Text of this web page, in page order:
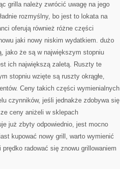
grilla należy zwrócić uwagę na jego
rozmyślny, bo jest to lokata na
oferują również różne części
jaki nowy niskim wydatkiem. dużo
jako że są w największym stopniu
ich największą zaletą. Ruszty te
stopniu wzięte są ruszty okrągłe,
Ceny takich części wymienialnych
czynników, jeśli jednakże zdobywa się
ceny aniżeli w sklepach
już zbyty odpowiednio, jest mocno
kupować nowy grill, warto wymienić
radować się znowu grillowaniem